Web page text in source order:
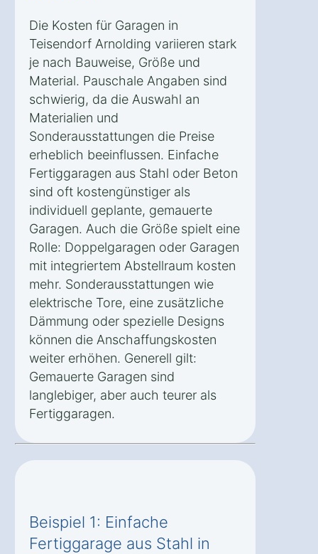
Die Kosten für Garagen in
Teisendorf Arnolding variieren stark
je nach Bauweise, Größe und
Material. Pauschale Angaben sind
schwierig, da die Auswahl an
Materialien und
Sonderausstattungen die Preise
erheblich beeinflussen. Einfache
Fertiggaragen aus Stahl oder Beton
sind oft kostengünstiger als
individuell geplante, gemauerte
Garagen. Auch die Größe spielt eine
Rolle: Doppelgaragen oder Garagen
mit integriertem Abstellraum kosten
mehr. Sonderausstattungen wie
elektrische Tore, eine zusätzliche
Dämmung oder spezielle Designs
können die Anschaffungskosten
weiter erhöhen. Generell gilt:
Gemauerte Garagen sind
langlebiger, aber auch teurer als
Fertiggaragen.
Beispiel 1: Einfache
Fertiggarage aus Stahl in